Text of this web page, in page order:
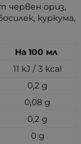
червен ориз,
куркума,
На 100 мл
11 kJ / 3 kcal
0,2 g
0,08 g
0,2 g
0 g